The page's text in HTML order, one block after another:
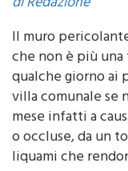
Il muro
che non è più
qualche giorno
villa comunale se
mese infatti a
o occluse, da un
liquami che
anche un